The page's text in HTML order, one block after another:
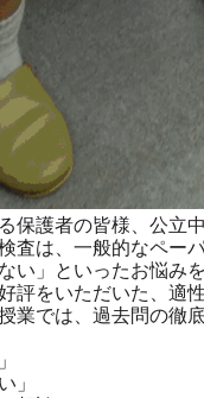
護者の皆様、公立
は、一般的なペー
い」といったお悩み
をいただいた、適
業では、過去問の徹
」